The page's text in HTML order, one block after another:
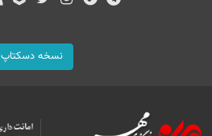
نسخه دسکتاپ